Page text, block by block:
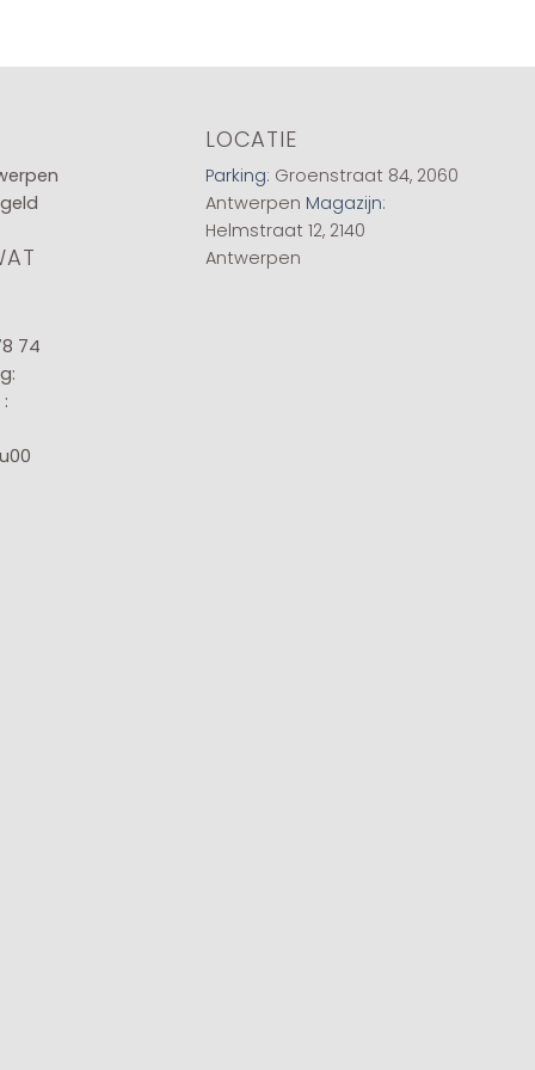
74
LOCATIE
Parking: Groenstraat 84, 2060
Antwerpen Magazijn:
Helmstraat 12, 2140
Antwerpen